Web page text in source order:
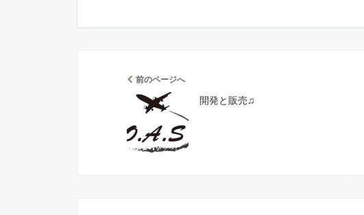
前のページへ
開発と販売♫